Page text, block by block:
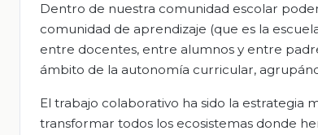
Dentro de nuestra comunidad escolar
comunidad de aprendizaje (que es la
entre docentes, entre alumnos y entre
ámbito de la autonomía curricular,
El trabajo colaborativo ha sido la estrategia
transformar todos los ecosistemas donde